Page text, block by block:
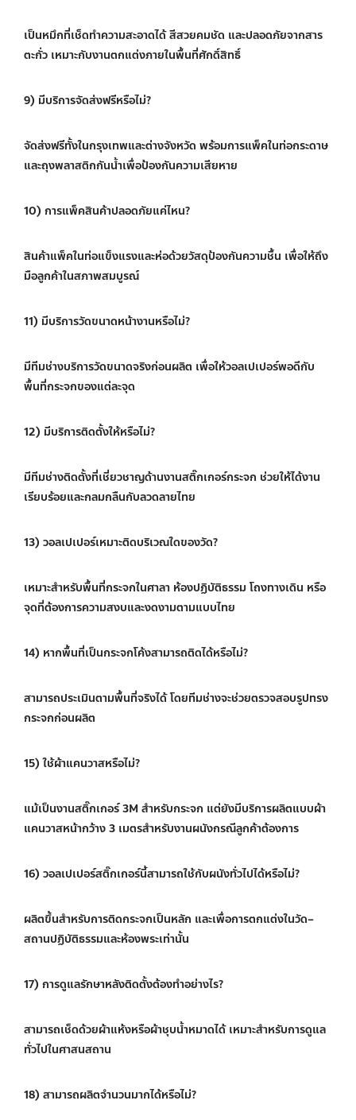
เป็นหมึกที่เช็ดทำความสะอาดได้ สีสวยคมชัด และปลอดภัยจากสาร
ตะกั่ว เหมาะกับงานตกแต่งภายในพื้นที่ศักดิ์สิทธิ์
9) มีบริการจัดส่งฟรีหรือไม่?
จัดส่งฟรีทั้งในกรุงเทพและต่างจังหวัด พร้อมการแพ็คในท่อกระดาษ
และถุงพลาสติกกันน้ำเพื่อป้องกันความเสียหาย
10) การแพ็คสินค้าปลอดภัยแค่ไหน?
สินค้าแพ็คในท่อแข็งแรงและห่อด้วยวัสดุป้องกันความชื้น เพื่อให้ถึง
มือลูกค้าในสภาพสมบูรณ์
11) มีบริการวัดขนาดหน้างานหรือไม่?
มีทีมช่างบริการวัดขนาดจริงก่อนผลิต เพื่อให้วอลเปเปอร์พอดีกับ
พื้นที่กระจกของแต่ละจุด
12) มีบริการติดตั้งให้หรือไม่?
มีทีมช่างติดตั้งที่เชี่ยวชาญด้านงานสติ๊กเกอร์กระจก ช่วยให้ได้งาน
เรียบร้อยและกลมกลืนกับลวดลายไทย
13) วอลเปเปอร์เหมาะติดบริเวณใดของวัด?
เหมาะสำหรับพื้นที่กระจกในศาลา ห้องปฏิบัติธรรม โถงทางเดิน หรือ
จุดที่ต้องการความสงบและงดงามตามแบบไทย
14) หากพื้นที่เป็นกระจกโค้งสามารถติดได้หรือไม่?
สามารถประเมินตามพื้นที่จริงได้ โดยทีมช่างจะช่วยตรวจสอบรูปทรง
กระจกก่อนผลิต
15) ใช้ผ้าแคนวาสหรือไม่?
แม้เป็นงานสติ๊กเกอร์ 3M สำหรับกระจก แต่ยังมีบริการผลิตแบบผ้า
แคนวาสหน้ากว้าง 3 เมตรสำหรับงานผนังกรณีลูกค้าต้องการ
16) วอลเปเปอร์สติ๊กเกอร์นี้สามารถใช้กับผนังทั่วไปได้หรือไม่?
ผลิตขึ้นสำหรับการติดกระจกเป็นหลัก และเพื่อการตกแต่งในวัด–
สถานปฏิบัติธรรมและห้องพระเท่านั้น
17) การดูแลรักษาหลังติดตั้งต้องทำอย่างไร?
สามารถเช็ดด้วยผ้าแห้งหรือผ้าชุบน้ำหมาดได้ เหมาะสำหรับการดูแล
ทั่วไปในศาสนสถาน
18) สามารถผลิตจำนวนมากได้หรือไม่?